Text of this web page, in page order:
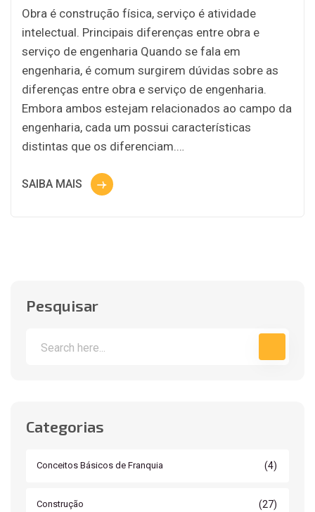
Obra é construção física, serviço é atividade
intelectual. Principais diferenças entre obra e
serviço de engenharia Quando se fala em
engenharia, é comum surgirem dúvidas sobre as
diferenças entre obra e serviço de engenharia.
Embora ambos estejam relacionados ao campo da
engenharia, cada um possui características
distintas que os diferenciam.…
SAIBA MAIS
Pesquisar
Categorias
Conceitos Básicos de Franquia (4)
Construção (27)